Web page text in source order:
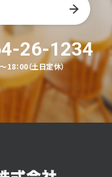
26-1234
18：00（土日定休）